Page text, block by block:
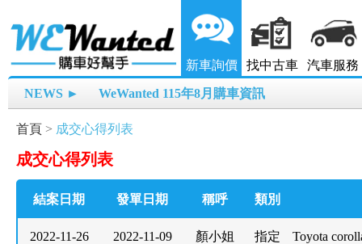
新車詢價 找中古車 汽車服務
NEWS ► WeWanted 115年8月購車資訊
首頁 > 成交心得列表
成交心得列表
結案日期 發單日期 稱呼 類別
2022-11-26 2022-11-09 顏小姐 指定 Toyota